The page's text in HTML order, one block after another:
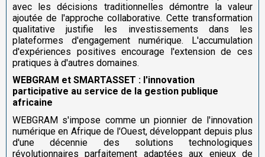
avec les décisions traditionnelles démontre la valeur
ajoutée de l'approche collaborative. Cette transformation
qualitative justifie les investissements dans les
plateformes d'engagement numérique. L'accumulation
d'expériences positives encourage l'extension de ces
pratiques à d'autres domaines.
WEBGRAM et SMARTASSET : l'innovation
participative au service de la gestion publique
africaine
WEBGRAM s'impose comme un pionnier de l'innovation
numérique en Afrique de l'Ouest, développant depuis plus
d'une décennie des solutions technologiques
révolutionnaires parfaitement adaptées aux enjeux de